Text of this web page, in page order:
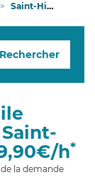
n
g
o
Saint-Hippolyte
Rechercher
h*
la demande